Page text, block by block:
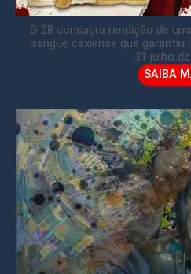
O 28 consagra rendição de
sangue caxiense que garantiu
31 julho
SAIBA